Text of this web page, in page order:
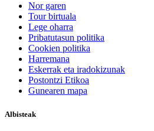
Nor garen
Tour birtuala
Lege oharra
Pribatutasun politika
Cookien politika
Harremana
Eskerrak eta iradokizunak
Postontzi Etikoa
Gunearen mapa
Albisteak